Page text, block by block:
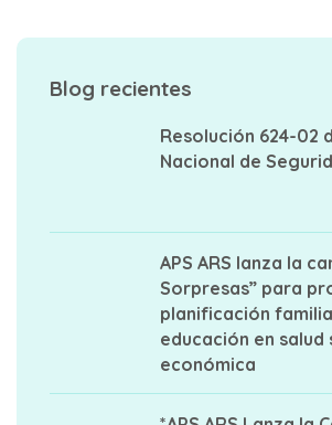
Blog recientes
Resolución 624-02
Nacional de
APS ARS lanza la
Sorpresas” para
planificación
educación en salud
económica